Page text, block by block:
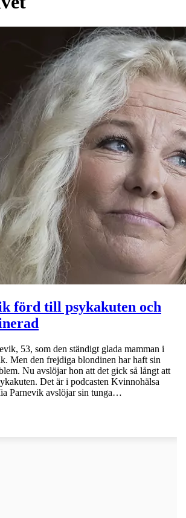
förd till psykakuten och
53, som den ständigt glada mamman i
Men den frejdiga blondinen har haft sin
Nu avslöjar hon att det gick så långt att
Det är i podcasten Kvinnohälsa
Parnevik avslöjar sin tunga…